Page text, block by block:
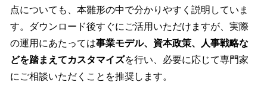
点についても、本雛形の中で分かりやすく説明していま
す。ダウンロード後すぐにご活用いただけますが、実際
の運用にあたっては事業モデル、資本政策、人事戦略な
どを踏まえてカスタマイズを行い、必要に応じて専門家
にご相談いただくことを推奨します。